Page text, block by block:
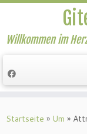
Inhalt
Willkommen im
Startseite » Um »